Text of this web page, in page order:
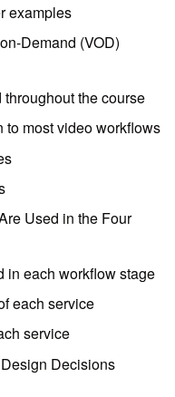
examples
Demand (VOD)
the course
to most video workflows
Used in the Four
in each workflow stage
each service
service
Decisions